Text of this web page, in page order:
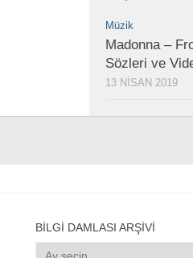
Müzik
Madonna –
Sözleri ve
13 NISAN 2019
BILGI DAMLASI ARŞIVI
Bilgi